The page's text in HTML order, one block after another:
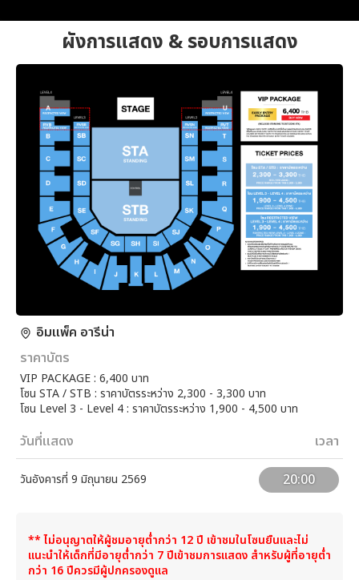
ผังการแสดง & รอบการแสดง
อิมแพ็ค อารีน่า
ราคาบัตร
VIP PACKAGE : 6,400 บาท
โซน STA / STB : ราคาบัตรระหว่าง 2,300 - 3,300 บาท
โซน Level 3 - Level 4 : ราคาบัตรระหว่าง 1,900 - 4,500 บาท
วันที่แสดง เวลา
วันอังคารที่ 9 มิถุนายน 2569 20:00
** ไม่อนุญาตให้ผู้ชมอายุต่ำกว่า 12 ปี เข้าชมในโซนยืนและไม่
แนะนำให้เด็กที่มีอายุต่ำกว่า 7 ปีเข้าชมการแสดง สำหรับผู้ที่อายุต่ำ
กว่า 16 ปีควรมีผู้ปกครองดูแล